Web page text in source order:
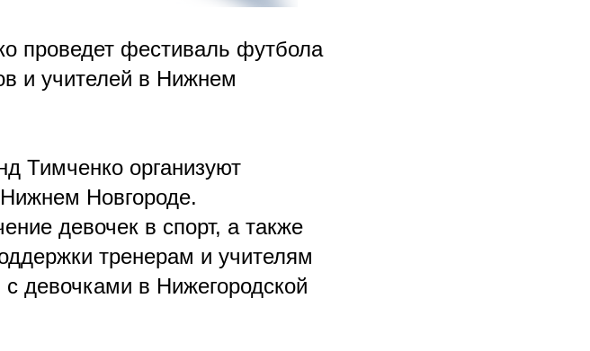
проведет фестиваль футбола
и учителей в Нижнем
Тимченко организуют
Новгороде.
девочек в спорт, а также
тренерам и учителям
девочками в Нижегородской